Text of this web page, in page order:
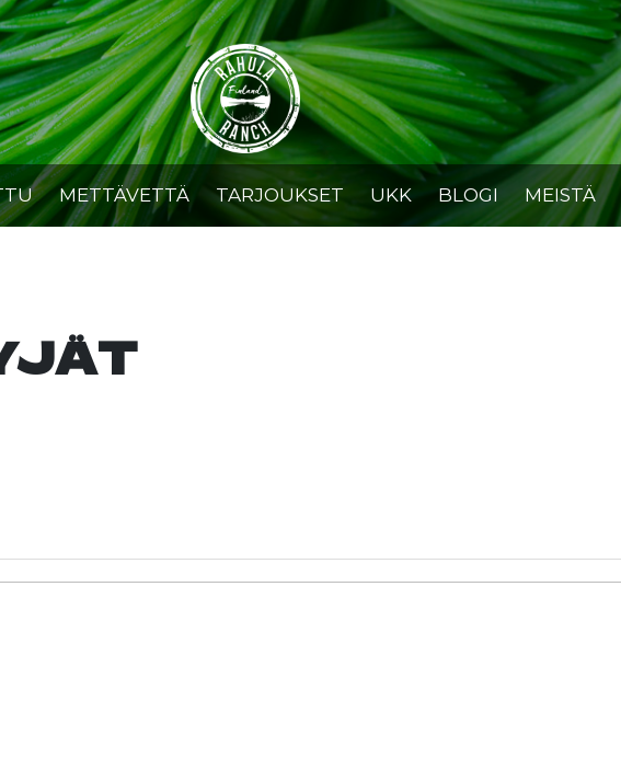
METTÄVETTÄ TARJOUKSET UKK BLOGI MEISTÄ